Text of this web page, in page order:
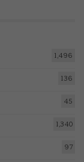
1,496
136
45
1,340
97